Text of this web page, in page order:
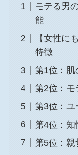
モテる男
能
【女性に
特徴
第1位：肌
第2位：モ
第3位：ユ
第4位：知
第5位：親